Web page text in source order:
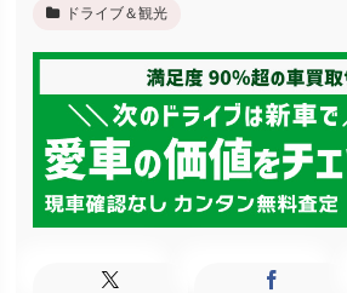
ドライブ＆観光